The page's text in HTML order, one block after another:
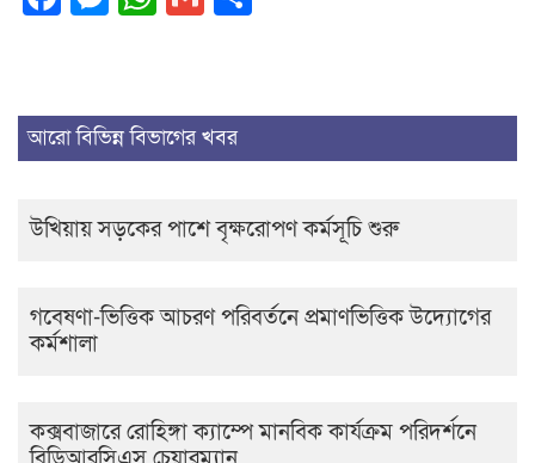
আরো বিভিন্ন বিভাগের খবর
উখিয়ায় সড়কের পাশে বৃক্ষরোপণ কর্মসূচি শুরু
গবেষণা-ভিত্তিক আচরণ পরিবর্তনে প্রমাণভিত্তিক উদ্যোগের
কর্মশালা
কক্সবাজারে রোহিঙ্গা ক্যাম্পে মানবিক কার্যক্রম পরিদর্শনে